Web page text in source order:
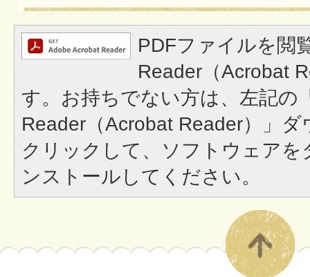
PDFファイルを閲
Reader（Acrobat
す。お持ちでない方は、左記の
Reader（Acrobat Reader）」
クリックして、ソフトウェア
ンストールしてください。